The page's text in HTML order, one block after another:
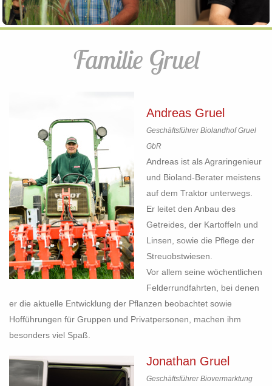
Familie Gruel
Andreas Gruel
Geschäftsführer Biolandhof Gruel
GbR
Andreas ist als Agraringenieur
und Bioland-Berater meistens
auf dem Traktor unterwegs.
Er leitet den Anbau des
Getreides, der Kartoffeln und
Linsen, sowie die Pflege der
Streuobstwiesen.
Vor allem seine wöchentlichen
Felderrundfahrten, bei denen
er die aktuelle Entwicklung der Pflanzen beobachtet sowie
Hofführungen für Gruppen und Privatpersonen, machen ihm
besonders viel Spaß.
Jonathan Gruel
Geschäftsführer Biovermarktung